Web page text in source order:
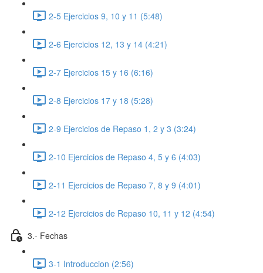
2-5 Ejercicios 9, 10 y 11 (5:48)
2-6 Ejercicios 12, 13 y 14 (4:21)
2-7 Ejercicios 15 y 16 (6:16)
2-8 Ejercicios 17 y 18 (5:28)
2-9 Ejercicios de Repaso 1, 2 y 3 (3:24)
2-10 Ejercicios de Repaso 4, 5 y 6 (4:03)
2-11 Ejercicios de Repaso 7, 8 y 9 (4:01)
2-12 Ejercicios de Repaso 10, 11 y 12 (4:54)
3.- Fechas
3-1 Introduccion (2:56)